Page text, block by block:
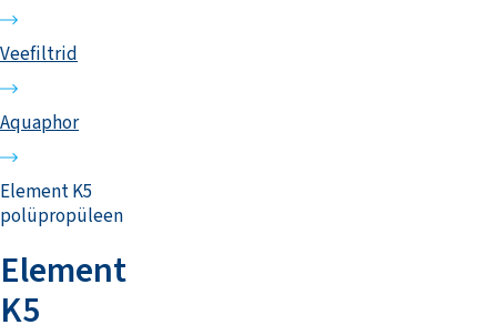
Veefiltrid
Aquaphor
Element K5
polüpropüleen
Element
K5